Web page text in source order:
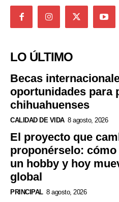
LO ÚLTIMO
Becas
oportunidades para
chihuahuenses
CALIDAD DE VIDA 8 agosto, 2026
El proyecto que
proponérselo:
un hobby y hoy
global
PRINCIPAL 8 agosto, 2026